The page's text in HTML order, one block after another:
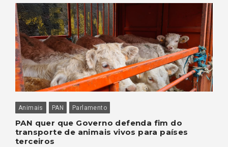
Animais PAN Parlamento
PAN quer que Governo defenda fim do
transporte de animais vivos para países
terceiros